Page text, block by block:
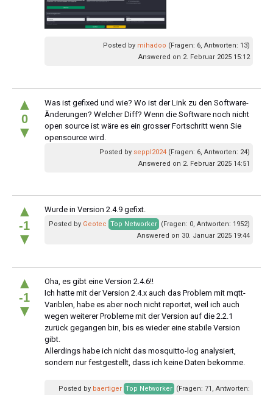
Posted by mihadoo (Fragen: 6, Antworten: 13)
Answered on 2. Februar 2025 15:12
▲
0
▼
Was ist gefixed und wie? Wo ist der Link zu den Software-
Änderungen? Welcher Diff? Wenn die Software noch nicht
open source ist wäre es ein grosser Fortschritt wenn Sie
opensource wird.
Posted by seppl2024 (Fragen: 6, Antworten: 24)
Answered on 2. Februar 2025 14:51
▲
-1
▼
Wurde in Version 2.4.9 gefixt.
Posted by Geotec Top Networker (Fragen: 0, Antworten: 1952)
Answered on 30. Januar 2025 19:44
▲
-1
▼
Oha, es gibt eine Version 2.4.6!!
Ich hatte mit der Version 2.4.x auch das Problem mit mqtt-
Variblen, habe es aber noch nicht reportet, weil ich auch
wegen weiterer Probleme mit der Version auf die 2.2.1
zurück gegangen bin, bis es wieder eine stabile Version
gibt.
Allerdings habe ich nicht das mosquitto-log analysiert,
sondern nur festgestellt, dass ich keine Daten bekomme.
Posted by baertiger Top Networker (Fragen: 71, Antworten: